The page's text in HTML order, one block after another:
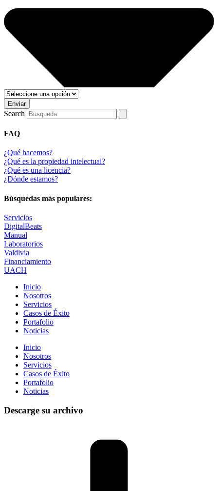
Enviar
Search
FAQ
¿Qué hacemos?
¿Qué es la propiedad intelectual?
¿Qué es una licencia?
¿Dónde estamos?
Búsquedas más populares:
Servicios
DigitalBeats
Manual
Laboratorios
Valdivia
Financiamiento
UACH
Inicio
Nosotros
Servicios
Casos de Éxito
Portafolio
Noticias
Inicio
Nosotros
Servicios
Casos de Éxito
Portafolio
Noticias
Descarge su archivo